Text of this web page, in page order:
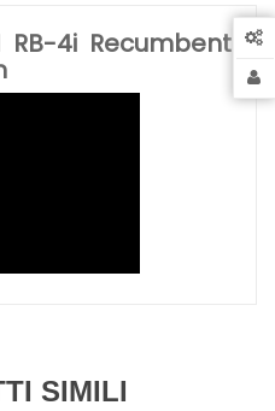
4i Recumbent
SIMILI